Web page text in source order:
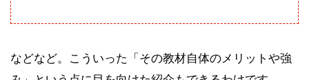
などなど。こういった「その教材自体のメリットや強